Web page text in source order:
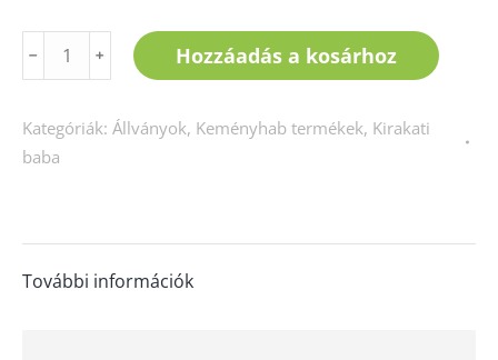
Aszimmetrikus
fém
-
fekete
﹣ ﹢ Hozzáadás a kosárhoz
Kategóriák: Állványok, Keményhab termékek, Kirakati
baba
További információk